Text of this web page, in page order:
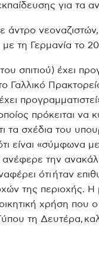
για τα
άντρο
τη Γερμανία το
σπιτιού) έχει
Γαλλικό
πρόκειται να
τα σχέδια του
είναι «σύμφωνα
ανέφερε την
ότι ήταν
της περιοχής. Η
χρήση που ο
τη Δευτέρα,